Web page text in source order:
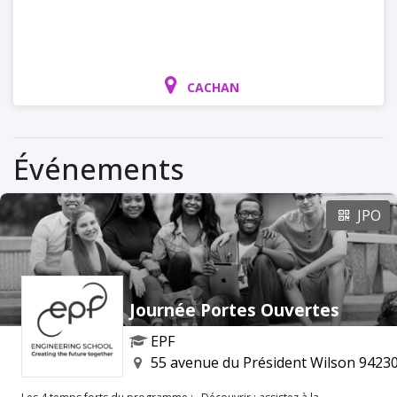
CACHAN
Événements
JPO
Journée Portes Ouvertes
EPF
55 avenue du Président Wilson